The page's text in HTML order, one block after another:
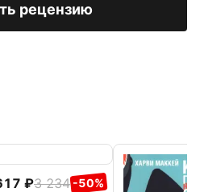
рецензию
3 234 -50%